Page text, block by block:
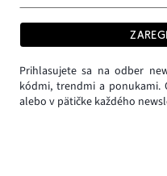
Prihlasujete sa na odber
kódmi, trendmi a ponukami.
alebo v pätičke každého